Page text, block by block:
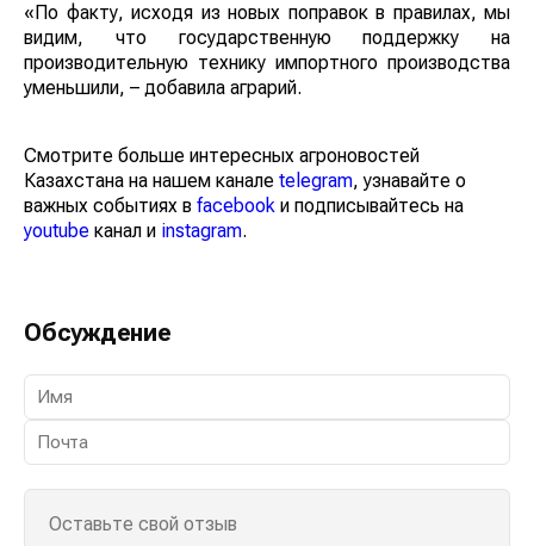
«По факту, исходя из новых поправок в правилах, мы
видим, что государственную поддержку на
производительную технику импортного производства
уменьшили, – добавила аграрий.
Смотрите больше интересных агроновостей
Казахстана на нашем каналеtelegram , узнавайте о
важных событиях вfacebook и подписывайтесь на
youtube канал иinstagram
Обсуждение